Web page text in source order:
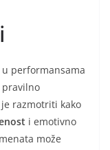
performansama
razmotriti kako
i emotivno
može